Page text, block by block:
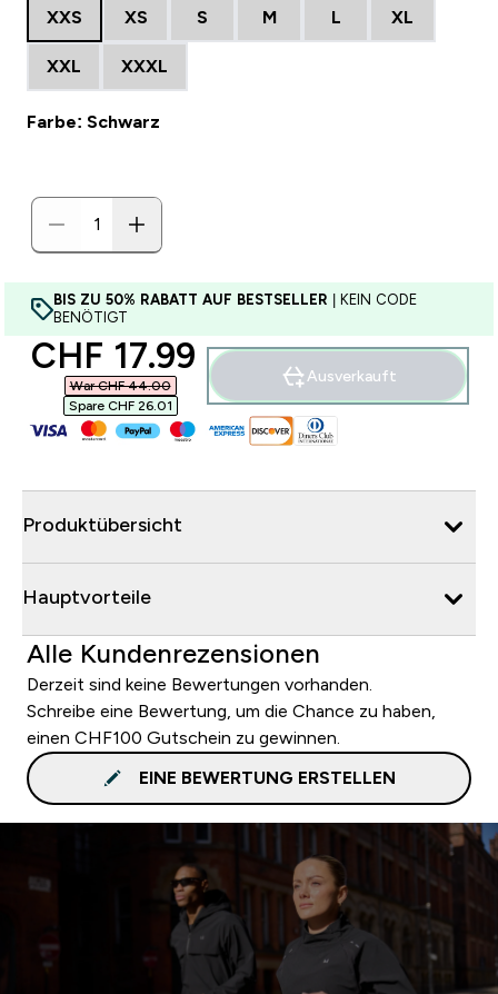
XXS XS S M L XL
XXL XXXL
Farbe: Schwarz
BIS ZU 50% RABATT AUF BESTSELLER | KEIN CODE
BENÖTIGT
discounted price
CHF 17.99‎
War CHF 44.00‎
Spare CHF 26.01‎
Ausverkauft
Produktübersicht
Hauptvorteile
Alle Kundenrezensionen
Derzeit sind keine Bewertungen vorhanden.
Schreibe eine Bewertung, um die Chance zu haben,
einen CHF100 Gutschein zu gewinnen.
EINE BEWERTUNG ERSTELLEN